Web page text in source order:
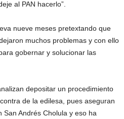
al PAN hacerlo”.
nueve meses pretextando que
muchos problemas y con ello
gobernar y solucionar las
depositar un procedimiento
de la edilesa, pues aseguran
Andrés Cholula y eso ha